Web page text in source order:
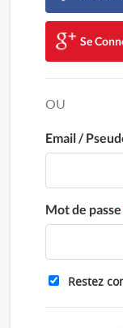
Se
OU
Email /
Mot de passe
Restez